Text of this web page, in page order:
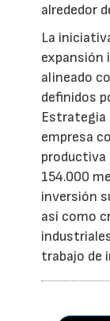
alrededor
La
expansión
alineado
definidos
Estrategia
empresa
productiva
154.000
inversión
así como
trabajo de